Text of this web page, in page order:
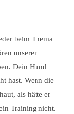
beim Thema
unseren
Dein Hund
hast. Wenn die
als hätte er
Training nicht.